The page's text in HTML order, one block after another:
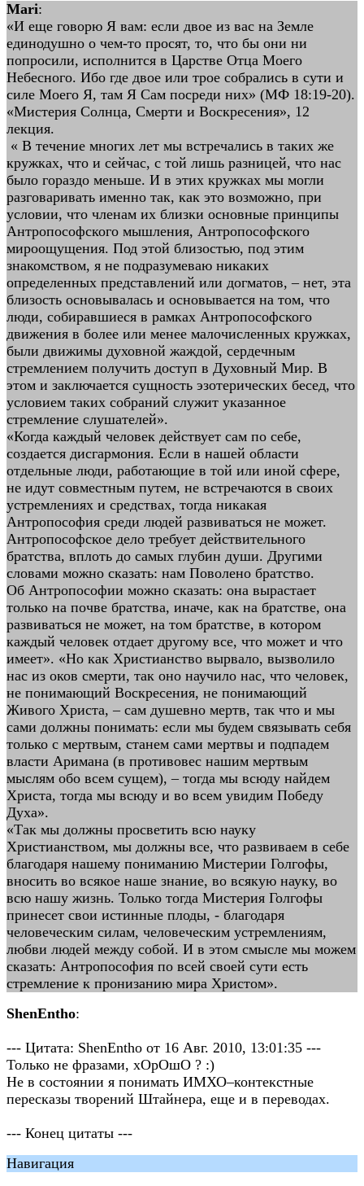
Mari:
«И еще говорю Я вам: если двое из вас на Земле
единодушно о чем-то просят, то, что бы они ни
попросили, исполнится в Царстве Отца Моего
Небесного. Ибо где двое или трое собрались в сути и
силе Моего Я, там Я Сам посреди них» (МФ 18:19-20).
«Мистерия Солнца, Смерти и Воскресения», 12
лекция.
« В течение многих лет мы встречались в таких же
кружках, что и сейчас, с той лишь разницей, что нас
было гораздо меньше. И в этих кружках мы могли
разговаривать именно так, как это возможно, при
условии, что членам их близки основные принципы
Антропософского мышления, Антропософского
мироощущения. Под этой близостью, под этим
знакомством, я не подразумеваю никаких
определенных представлений или догматов, – нет, эта
близость основывалась и основывается на том, что
люди, собиравшиеся в рамках Антропософского
движения в более или менее малочисленных кружках,
были движимы духовной жаждой, сердечным
стремлением получить доступ в Духовный Мир. В
этом и заключается сущность эзотерических бесед, что
условием таких собраний служит указанное
стремление слушателей».
«Когда каждый человек действует сам по себе,
создается дисгармония. Если в нашей области
отдельные люди, работающие в той или иной сфере,
не идут совместным путем, не встречаются в своих
устремлениях и средствах, тогда никакая
Антропософия среди людей развиваться не может.
Антропософское дело требует действительного
братства, вплоть до самых глубин души. Другими
словами можно сказать: нам Поволено братство.
Об Антропософии можно сказать: она вырастает
только на почве братства, иначе, как на братстве, она
развиваться не может, на том братстве, в котором
каждый человек отдает другому все, что может и что
имеет». «Но как Христианство вырвало, вызволило
нас из оков смерти, так оно научило нас, что человек,
не понимающий Воскресения, не понимающий
Живого Христа, – сам душевно мертв, так что и мы
сами должны понимать: если мы будем связывать себя
только с мертвым, станем сами мертвы и подпадем
власти Аримана (в противовес нашим мертвым
мыслям обо всем сущем), – тогда мы всюду найдем
Христа, тогда мы всюду и во всем увидим Победу
Духа».
«Так мы должны просветить всю науку
Христианством, мы должны все, что развиваем в себе
благодаря нашему пониманию Мистерии Голгофы,
вносить во всякое наше знание, во всякую науку, во
всю нашу жизнь. Только тогда Мистерия Голгофы
принесет свои истинные плоды, - благодаря
человеческим силам, человеческим устремлениям,
любви людей между собой. И в этом смысле мы можем
сказать: Антропософия по всей своей сути есть
стремление к пронизанию мира Христом».
ShenEntho:
--- Цитата: ShenEntho от 16 Авг. 2010, 13:01:35 ---
Только не фразами, хОрОшО ? :)
Не в состоянии я понимать ИМХО–контекстные
пересказы творений Штайнера, еще и в переводах.
--- Конец цитаты ---
Навигация